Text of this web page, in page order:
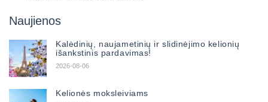
Naujienos
Kalėdinių, naujametinių ir slidinėjimo kelionių
išankstinis pardavimas!
2026-08-06
Kelionės moksleiviams